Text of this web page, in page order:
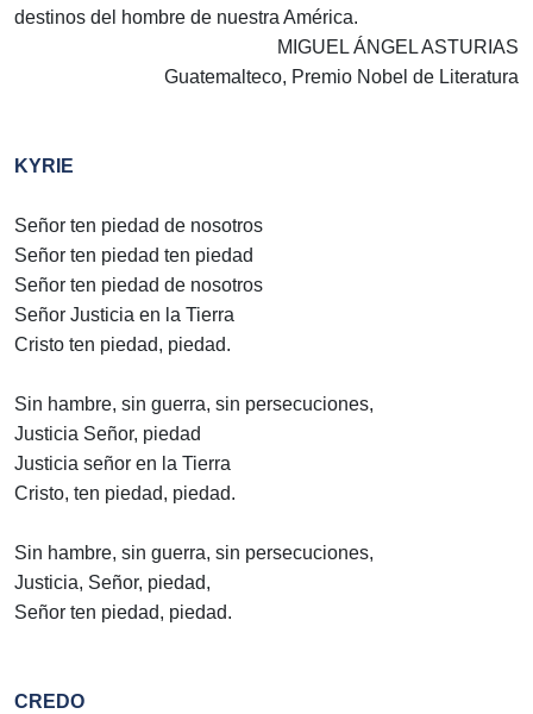
destinos del hombre de nuestra América.
MIGUEL ÁNGEL ASTURIAS
Guatemalteco, Premio Nobel de Literatura
KYRIE
Señor ten piedad de nosotros
Señor ten piedad ten piedad
Señor ten piedad de nosotros
Señor Justicia en la Tierra
Cristo ten piedad, piedad.
Sin hambre, sin guerra, sin persecuciones,
Justicia Señor, piedad
Justicia señor en la Tierra
Cristo, ten piedad, piedad.
Sin hambre, sin guerra, sin persecuciones,
Justicia, Señor, piedad,
Señor ten piedad, piedad.
CREDO